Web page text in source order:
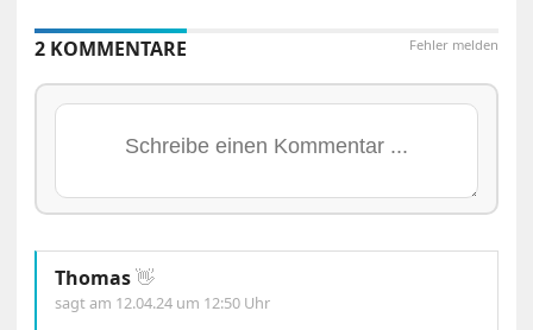
Fehler melden
2 KOMMENTARE
Thomas👋
sagt am 12.04.24 um 12:50 Uhr